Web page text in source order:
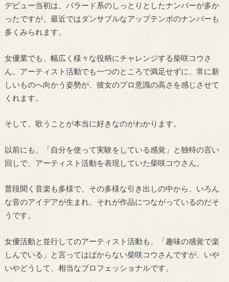
デビュー当初は、バラード系のしっとりとしたナンバーが多か
ったですが、最近ではダンサブルなアップテンポのナンバーも
多くみられます。
女優業でも、幅広く様々な役柄にチャレンジする柴咲コウさ
ん。アーティスト活動でも一つのところで満足せずに、常に新
しいものへ向かう姿勢が、彼女のプロ意識の高さを感じさせて
くれます。
そして、歌うことが本当に好きなのがわかります。
以前にも、「自分を使って実験をしている感覚」と独特の言い
回しで、アーティスト活動を表現していた柴咲コウさん。
普段聞く音楽も多様で、その多様な引き出しの中から、いろん
な音のアイデアが生まれ、それが作品につながっているのだそ
うです。
女優活動と並行してのアーティスト活動も、「趣味の感覚で楽
しんでいる」と言ってはばからない柴咲コウさんですが、いや
いやどうして、相当なプロフェッショナルです。